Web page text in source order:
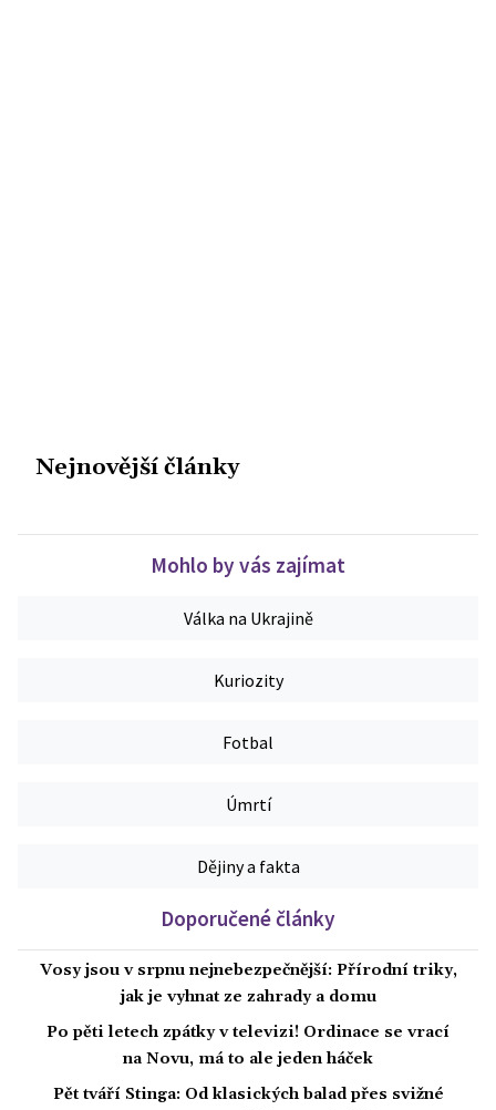
Nejnovější články
Mohlo by vás zajímat
Válka na Ukrajině
Kuriozity
Fotbal
Úmrtí
Dějiny a fakta
Doporučené články
Vosy jsou v srpnu nejnebezpečnější: Přírodní triky,
jak je vyhnat ze zahrady a domu
Po pěti letech zpátky v televizi! Ordinace se vrací
na Novu, má to ale jeden háček
Pět tváří Stinga: Od klasických balad přes svižné